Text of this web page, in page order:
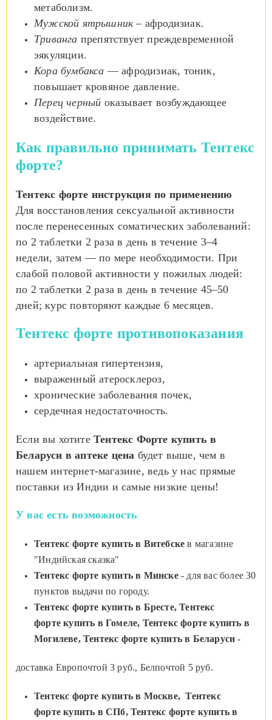
метаболизм.
Мужской ятрышник– афродизиак.
Триванга препятствует преждевременной
эякуляции.
Кора бумбакса — афродизиак, тоник,
повышает кровяное давление.
Перец черный оказывает возбуждающее
воздействие.
Как правильно принимать Тентекс
форте?
Тентекс форте инструкция по применению
Для восстановления сексуальной активности
после перенесенных соматических заболеваний:
по 2 таблетки 2 раза в день в течение 3–4
недели, затем — по мере необходимости. При
слабой половой активности у пожилых людей:
по 2 таблетки 2 раза в день в течение 45–50
дней; курс повторяют каждые 6 месяцев.
Тентекс форте противопоказания
артериальная гипертензия,
выраженный атеросклероз,
хронические заболевания почек,
сердечная недостаточность.
Если вы хотите Тентекс Форте купить в
Беларуси в аптеке цена будет выше, чем в
нашем интернет-магазине, ведь у нас прямые
поставки из Индии и самые низкие цены!
У вас есть возможность
Тентекс форте купить в Витебске в магазине
"Индийская сказка"
Тентекс форте купить в Минске- для вас более 30
пунктов выдачи по городу.
Тентекс форте купить в Бресте,Тентекс
фортекупить в Гомеле, Тентекс форте купить в
Могилеве, Тентекс форте купить в Беларуси -
доставка Европочтой 3 руб., Белпочтой 5 руб.
Тентекс форте купить в Москве, Тентекс
форте купить в СПб, Тентекс форте купить в